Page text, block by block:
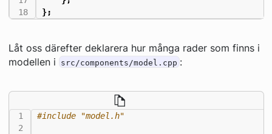
};
Låt oss därefter deklarera hur många rader som finns i
modellen i
src/components/model.cpp :
#include "model.h"